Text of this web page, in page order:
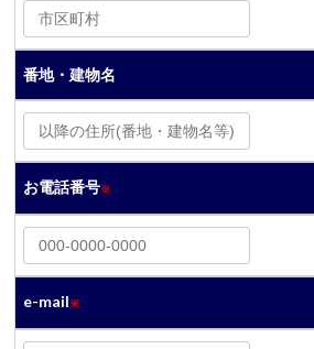
番地・建物名
お電話番号※
e-mail※